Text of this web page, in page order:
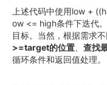
上述代码中使用low +
ow <= high条件下迭代
目标。当然，根据需求
>=target的位置
查找
循环条件和返回值处理。